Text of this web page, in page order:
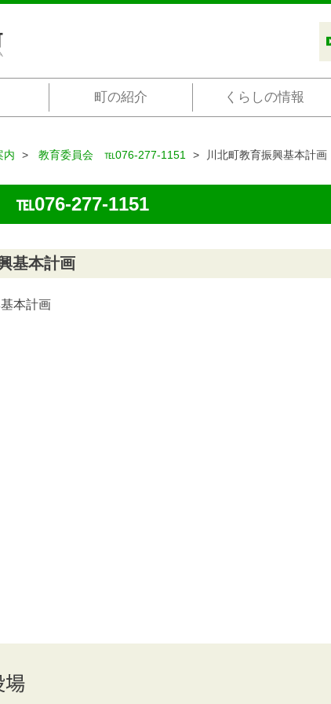
町の紹介 くらしの情報
内 教育委員会 ℡076-277-1151 川北町教育振興基本計画
℡076-277-1151
基本計画
本計画